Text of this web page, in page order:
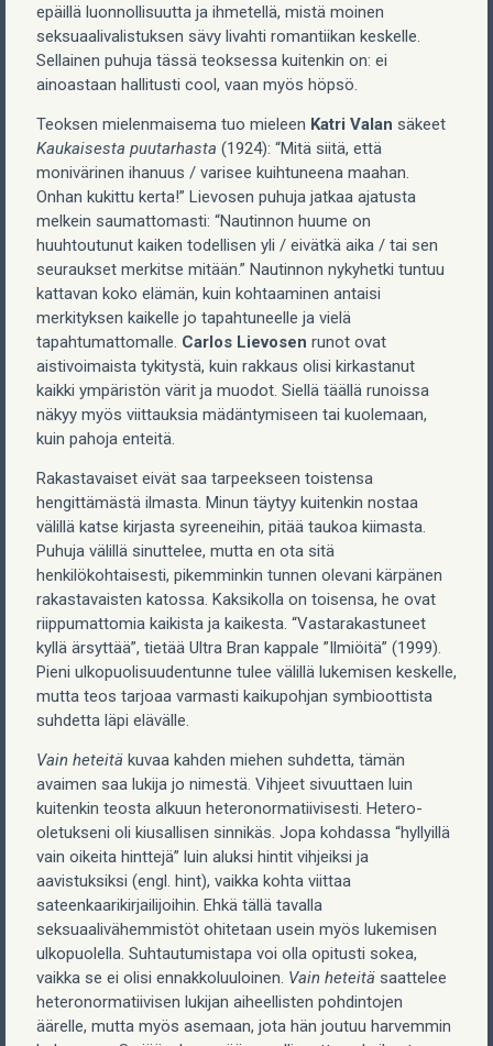
epäillä luonnollisuutta ja ihmetellä, mistä moinen
seksuaalivalistuksen sävy livahti romantiikan keskelle.
Sellainen puhuja tässä teoksessa kuitenkin on: ei
ainoastaan hallitusti cool, vaan myös höpsö.
Teoksen mielenmaisema tuo mieleen Katri Valan säkeet
Kaukaisesta puutarhasta (1924): “Mitä siitä, että
monivärinen ihanuus / varisee kuihtuneena maahan.
Onhan kukittu kerta!” Lievosen puhuja jatkaa ajatusta
melkein saumattomasti: “Nautinnon huume on
huuhtoutunut kaiken todellisen yli / eivätkä aika / tai sen
seuraukset merkitse mitään.” Nautinnon nykyhetki tuntuu
kattavan koko elämän, kuin kohtaaminen antaisi
merkityksen kaikelle jo tapahtuneelle ja vielä
tapahtumattomalle. Carlos Lievosen runot ovat
aistivoimaista tykitystä, kuin rakkaus olisi kirkastanut
kaikki ympäristön värit ja muodot. Siellä täällä runoissa
näkyy myös viittauksia mädäntymiseen tai kuolemaan,
kuin pahoja enteitä.
Rakastavaiset eivät saa tarpeekseen toistensa
hengittämästä ilmasta. Minun täytyy kuitenkin nostaa
välillä katse kirjasta syreeneihin, pitää taukoa kiimasta.
Puhuja välillä sinuttelee, mutta en ota sitä
henkilökohtaisesti, pikemminkin tunnen olevani kärpänen
rakastavaisten katossa. Kaksikolla on toisensa, he ovat
riippumattomia kaikista ja kaikesta. “Vastarakastuneet
kyllä ärsyttää”, tietää Ultra Bran kappale ”Ilmiöitä” (1999).
Pieni ulkopuolisuudentunne tulee välillä lukemisen keskelle,
mutta teos tarjoaa varmasti kaikupohjan symbioottista
suhdetta läpi elävälle.
Vain heteitä kuvaa kahden miehen suhdetta, tämän
avaimen saa lukija jo nimestä. Vihjeet sivuuttaen luin
kuitenkin teosta alkuun heteronormatiivisesti. Hetero-
oletukseni oli kiusallisen sinnikäs. Jopa kohdassa “hyllyillä
vain oikeita hinttejä” luin aluksi hintit vihjeiksi ja
aavistuksiksi (engl. hint), vaikka kohta viittaa
sateenkaarikirjailijoihin. Ehkä tällä tavalla
seksuaalivähemmistöt ohitetaan usein myös lukemisen
ulkopuolella. Suhtautumistapa voi olla opitusti sokea,
vaikka se ei olisi ennakkoluuloinen. Vain heteitä saattelee
heteronormatiivisen lukijan aiheellisten pohdintojen
äärelle, mutta myös asemaan, jota hän joutuu harvemmin